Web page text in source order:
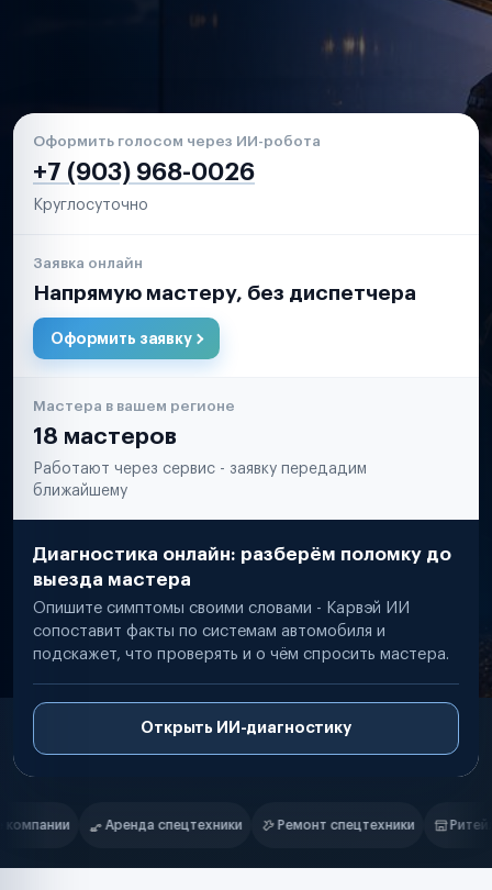
Оформить голосом через ИИ-робота
+7 (903) 968-0026
Круглосуточно
Заявка онлайн
Напрямую мастеру, без диспетчера
Оформить заявку
Мастера в вашем регионе
18 мастеров
Работают через сервис - заявку передадим
ближайшему
Диагностика онлайн: разберём поломку до
выезда мастера
Опишите симптомы своими словами - Карвэй ИИ
сопоставит факты по системам автомобиля и
подскажет, что проверять и о чём спросить мастера.
Открыть ИИ-диагностику
Нам доверяют
Ремонт спецтехники Ритейл-сети Управляющие
Маркетплейсы